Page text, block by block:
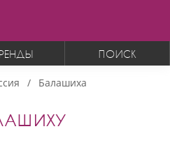
ПОИСК
Балашиха